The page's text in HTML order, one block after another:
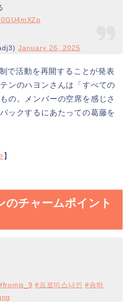
January 26, 2025
で活動を再開することが発表
ンのハヨンさんは「すべての
の。メンバーの空席を感じさ
ックするにあたっての葛藤を
】
チャームポイント
#프로미스나인 #송하